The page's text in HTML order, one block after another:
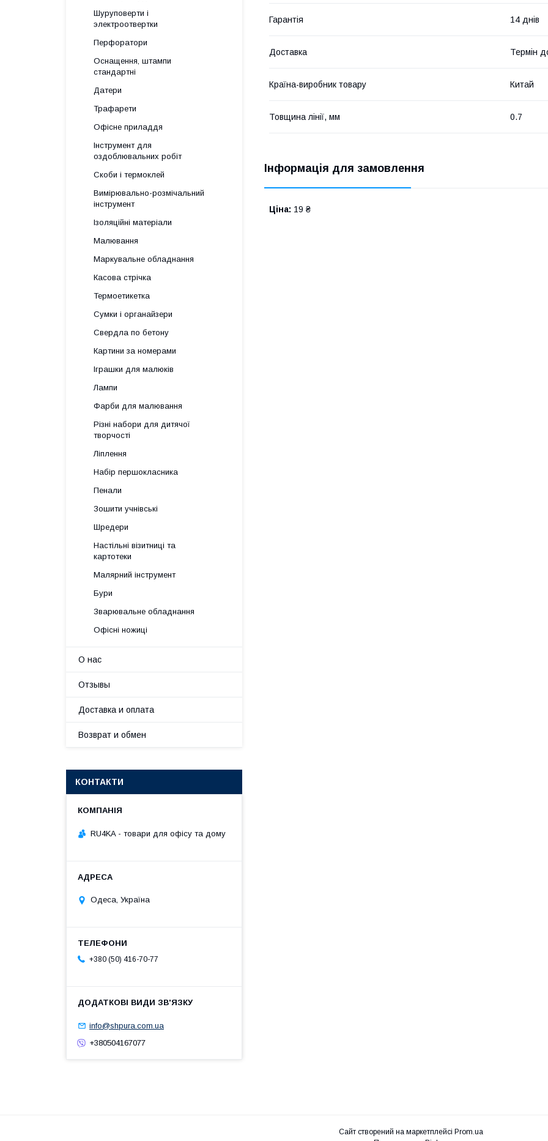
Гарантія 14 днів
Доставка Термін
Країна-виробник товару Китай
Товщина лінії, мм 0.7
Інформація для замовлення
Ціна: 19 ₴
Шуруповерти і
электроотвертки
Перфоратори
Оснащення, штампи
стандартні
Датери
Трафарети
Офісне приладдя
Інструмент для
оздоблювальних робіт
Скоби і термоклей
Вимірювально-розмічальний
інструмент
Ізоляційні матеріали
Малювання
Маркувальне обладнання
Касова стрічка
Термоетикетка
Сумки і органайзери
Свердла по бетону
Картини за номерами
Іграшки для малюків
Лампи
Фарби для малювання
Різні набори для дитячої
творчості
Ліплення
Набір першокласника
Пенали
Зошити учнівські
Шредери
Настільні візитниці та
картотеки
Малярний інструмент
Бури
Зварювальне обладнання
Офісні ножиці
О нас
Отзывы
Доставка и оплата
Возврат и обмен
КОНТАКТИ
RU4KA - товари для офісу та дому
Одеса, Україна
+380 (50) 416-70-77
info@shpura.com.ua
+380504167077
Сайт створений на маркетплейсі Prom.ua